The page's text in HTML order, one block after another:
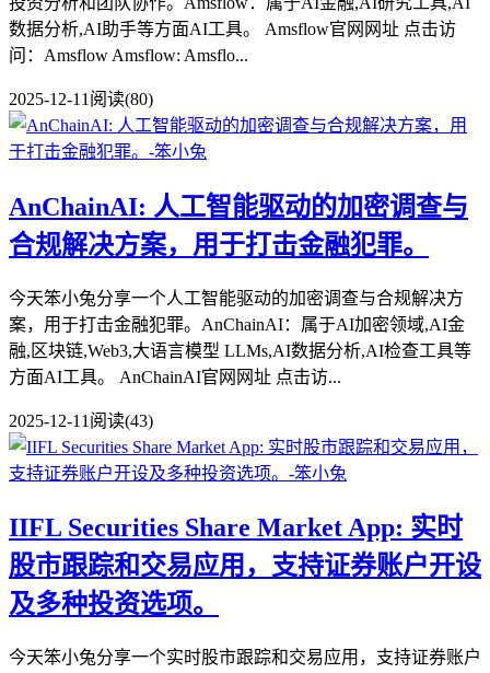
数据分析,AI助手等方面AI工具。 Amsflow官网网址 点击访
问：Amsflow Amsflow: Amsflo...
2025-12-11 阅读(80)
AnChainAI: 人工智能驱动的加密调查与
合规解决方案，用于打击金融犯罪。
今天笨小兔分享一个人工智能驱动的加密调查与合规解决方
案，用于打击金融犯罪。AnChainAI：属于AI加密领域,AI金
融,区块链,Web3,大语言模型 LLMs,AI数据分析,AI检查工具等
方面AI工具。 AnChainAI官网网址 点击访...
2025-12-11 阅读(43)
IIFL Securities Share Market App: 实时
股市跟踪和交易应用，支持证券账户开设
及多种投资选项。
今天笨小兔分享一个实时股市跟踪和交易应用，支持证券账户